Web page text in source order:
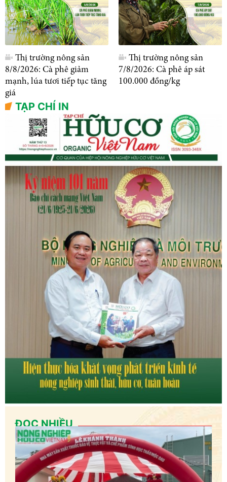
Thị trường nông sản
8/8/2026: Cà phê giảm
mạnh, lúa tươi tiếp tục tăng
giá
Thị trường nông sản
7/8/2026: Cà phê áp sát
100.000 đồng/kg
TẠP CHÍ IN
ĐỌC NHIỀU